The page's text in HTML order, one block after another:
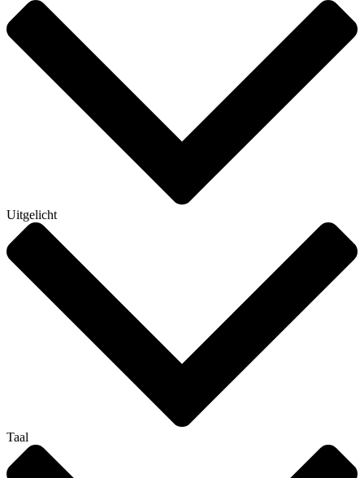
Uitgelicht
Taal